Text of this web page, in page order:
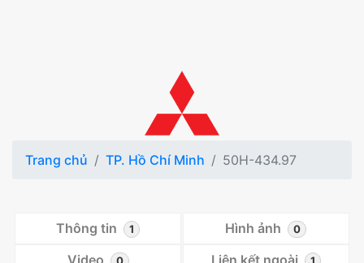
Trang chủ TP. Hồ Chí Minh 50H-434.97
Thông tin 1 Hình ảnh 0